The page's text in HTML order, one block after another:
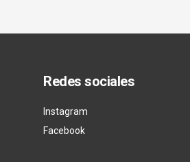
Redes sociales
Instagram
Facebook